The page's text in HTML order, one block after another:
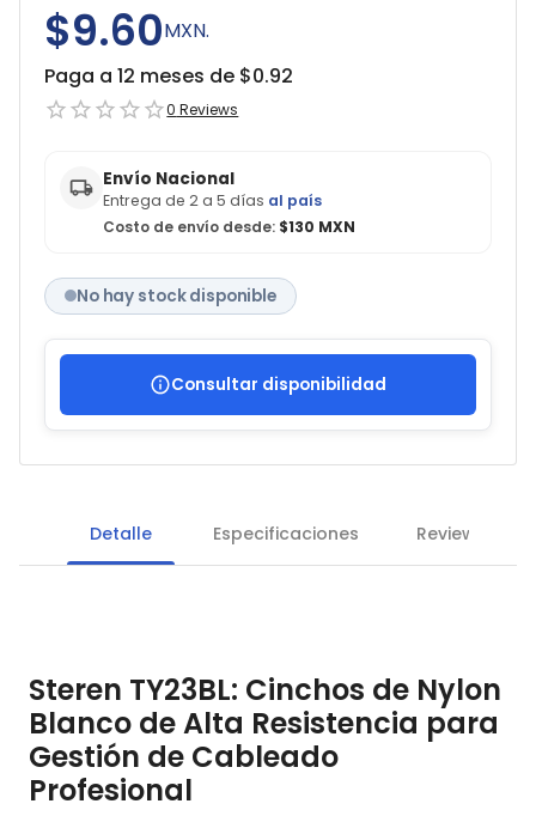
$9.60MXN.
Paga a 12 meses de $0.92
0 Reviews
Envío Nacional
Entrega de 2 a 5 días al país
Costo de envío desde: $130 MXN
No hay stock disponible
Consultar disponibilidad
Detalle Especificaciones Reviews
Steren TY23BL: Cinchos de Nylon
Blanco de Alta Resistencia para
Gestión de Cableado
Profesional